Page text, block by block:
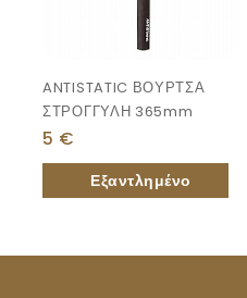
ANTISTATIC ΒΟΥΡΤΣΑ
ΣΤΡΟΓΓΥΛΗ 365mm
5 €